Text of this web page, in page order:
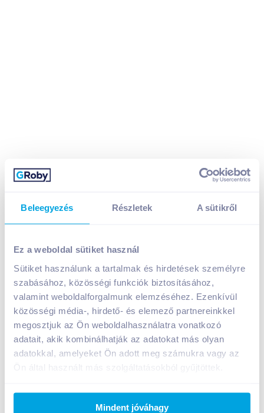
Beleegyezés Részletek A sütikről
Ez a weboldal sütiket használ
Sütiket használunk a tartalmak és hirdetések személyre
szabásához, közösségi funkciók biztosításához,
valamint weboldalforgalmunk elemzéséhez. Ezenkívül
közösségi média-, hirdető- és elemező partnereinkkel
megosztjuk az Ön weboldalhasználatra vonatkozó
adatait, akik kombinálhatják az adatokat más olyan
adatokkal, amelyeket Ön adott meg számukra vagy az
Ön által használt más szolgáltatásokból gyűjtöttek.
Mindent jóváhagy
Nettó eladási ár: 369Ft /db(27% áfa)
KosárbaKosárba